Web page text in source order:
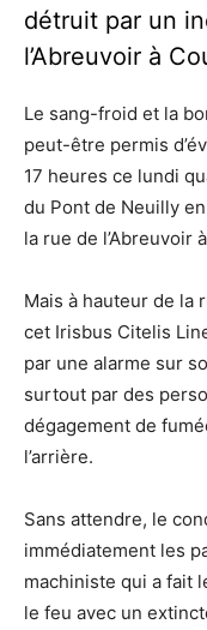
détruit par un
l’Abreuvoir à
Le sang-froid et la
peut-être permis
17 heures ce lundi
du Pont de Neuilly
la rue de l’Abreuvoir
Mais à hauteur de la
cet Irisbus Citelis
par une alarme sur
surtout par des
dégagement de
l’arrière.
Sans attendre, le
immédiatement les
machiniste qui a fait
le feu avec un